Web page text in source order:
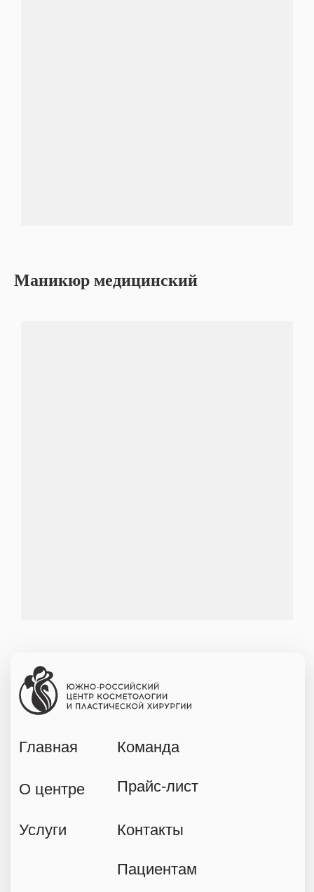
Маникюр медицинский